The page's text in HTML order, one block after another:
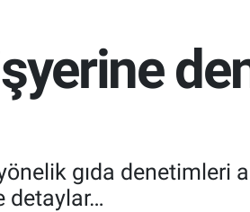
0.03
BİST100
13.779
-14
gıda denetimleri
detaylar…